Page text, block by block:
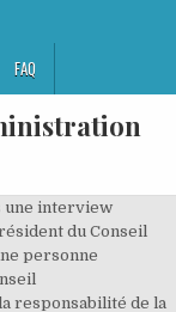
FAQ
une interview
du Conseil
personne
responsabilité de la